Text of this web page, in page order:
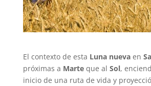
El contexto de esta Luna nuevaen
próximas a Marteque al Sol,
inicio de una ruta de vida y